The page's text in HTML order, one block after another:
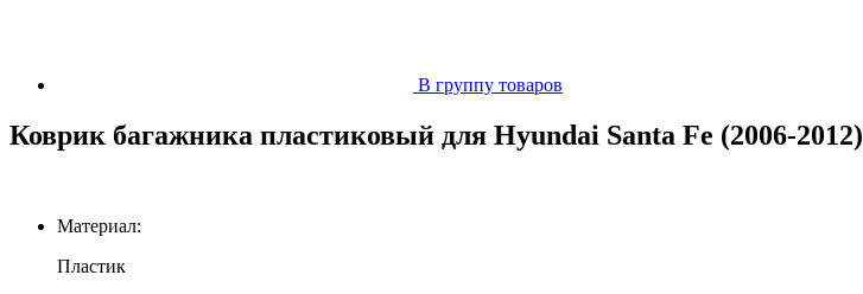
В группу товаров
Коврик багажника пластиковый для Hyundai Santa Fe (2006-2012)
Материал:
Пластик